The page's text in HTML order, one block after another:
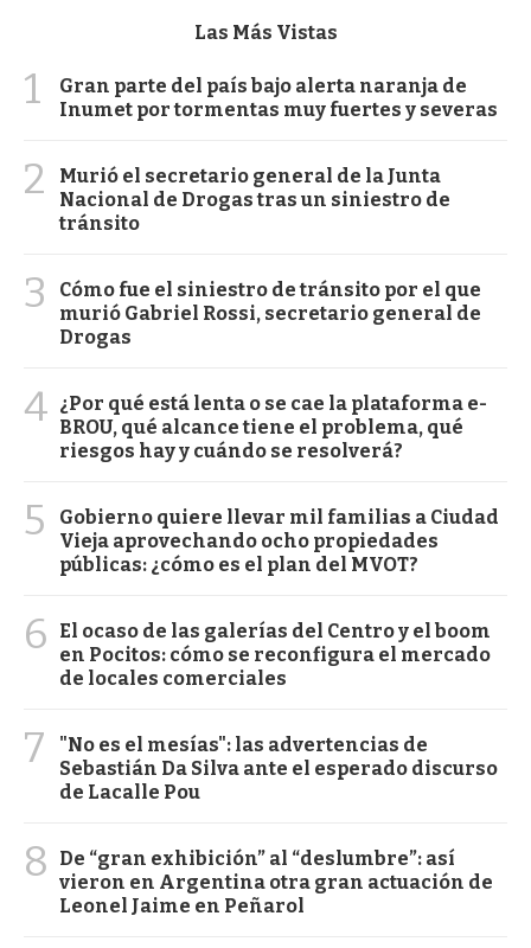
Las Más Vistas
1
Gran parte del país bajo alerta naranja de
Inumet por tormentas muy fuertes y severas
2
Murió el secretario general de la Junta
Nacional de Drogas tras un siniestro de
tránsito
3
Cómo fue el siniestro de tránsito por el que
murió Gabriel Rossi, secretario general de
Drogas
4 ¿Por qué está lenta o se cae la plataforma e-
BROU, qué alcance tiene el problema, qué
riesgos hay y cuándo se resolverá?
5
Gobierno quiere llevar mil familias a Ciudad
Vieja aprovechando ocho propiedades
públicas: ¿cómo es el plan del MVOT?
6
El ocaso de las galerías del Centro y el boom
en Pocitos: cómo se reconfigura el mercado
de locales comerciales
7
"No es el mesías": las advertencias de
Sebastián Da Silva ante el esperado discurso
de Lacalle Pou
8
De “gran exhibición” al “deslumbre”: así
vieron en Argentina otra gran actuación de
Leonel Jaime en Peñarol